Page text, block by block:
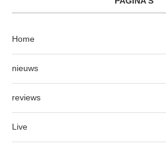
Home
nieuws
reviews
Live